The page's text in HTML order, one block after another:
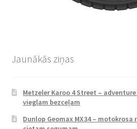
Jaunākās ziņas
Metzeler Karoo 4 Street –
vieglam bezceļam
Dunlop Geomax MX34 –